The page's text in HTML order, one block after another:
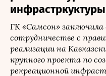
ГК «Самсон» заключила
сотрудничестве с
реализации на
крупного проекта по
рекреационной